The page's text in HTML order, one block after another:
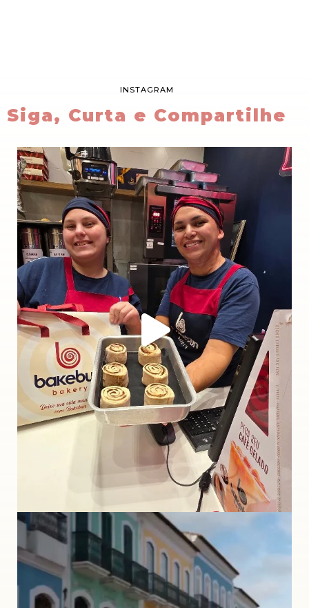
INSTAGRAM
Siga, Curta e Compartilhe